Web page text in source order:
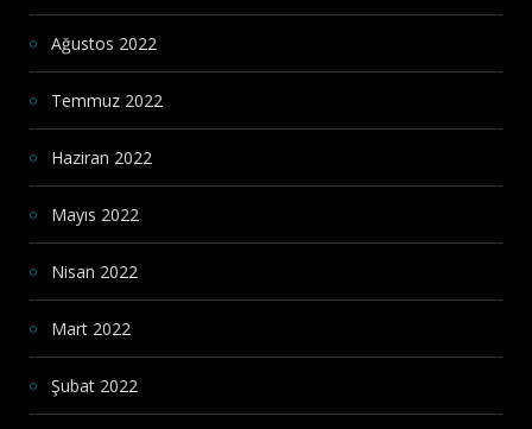
Ağustos 2022
Temmuz 2022
Haziran 2022
Mayıs 2022
Nisan 2022
Mart 2022
Şubat 2022